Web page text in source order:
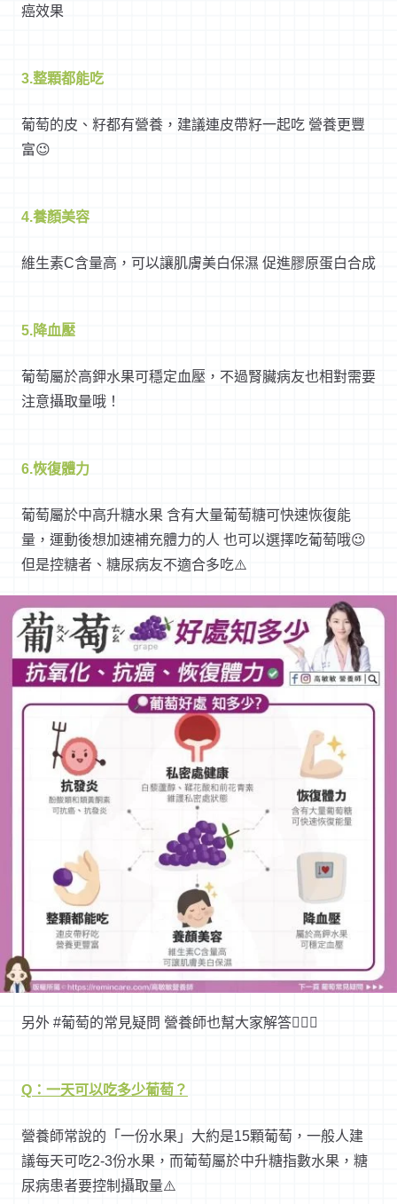
癌效果
3.整顆都能吃
葡萄的皮、籽都有營養，建議連皮帶籽一起吃 營養更豐
富😉
4.養顏美容
維生素C含量高，可以讓肌膚美白保濕 促進膠原蛋白合成
5.降血壓
葡萄屬於高鉀水果可穩定血壓，不過腎臟病友也相對需要
注意攝取量哦！
6.恢復體力
葡萄屬於中高升糖水果 含有大量葡萄糖可快速恢復能
量，運動後想加速補充體力的人 也可以選擇吃葡萄哦😉
但是控糖者、糖尿病友不適合多吃⚠️
另外 #葡萄的常見疑問 營養師也幫大家解答👩🏻‍⚕️
Q：一天可以吃多少葡萄？
營養師常說的「一份水果」大約是15顆葡萄，一般人建
議每天可吃2-3份水果，而葡萄屬於中升糖指數水果，糖
尿病患者要控制攝取量⚠️